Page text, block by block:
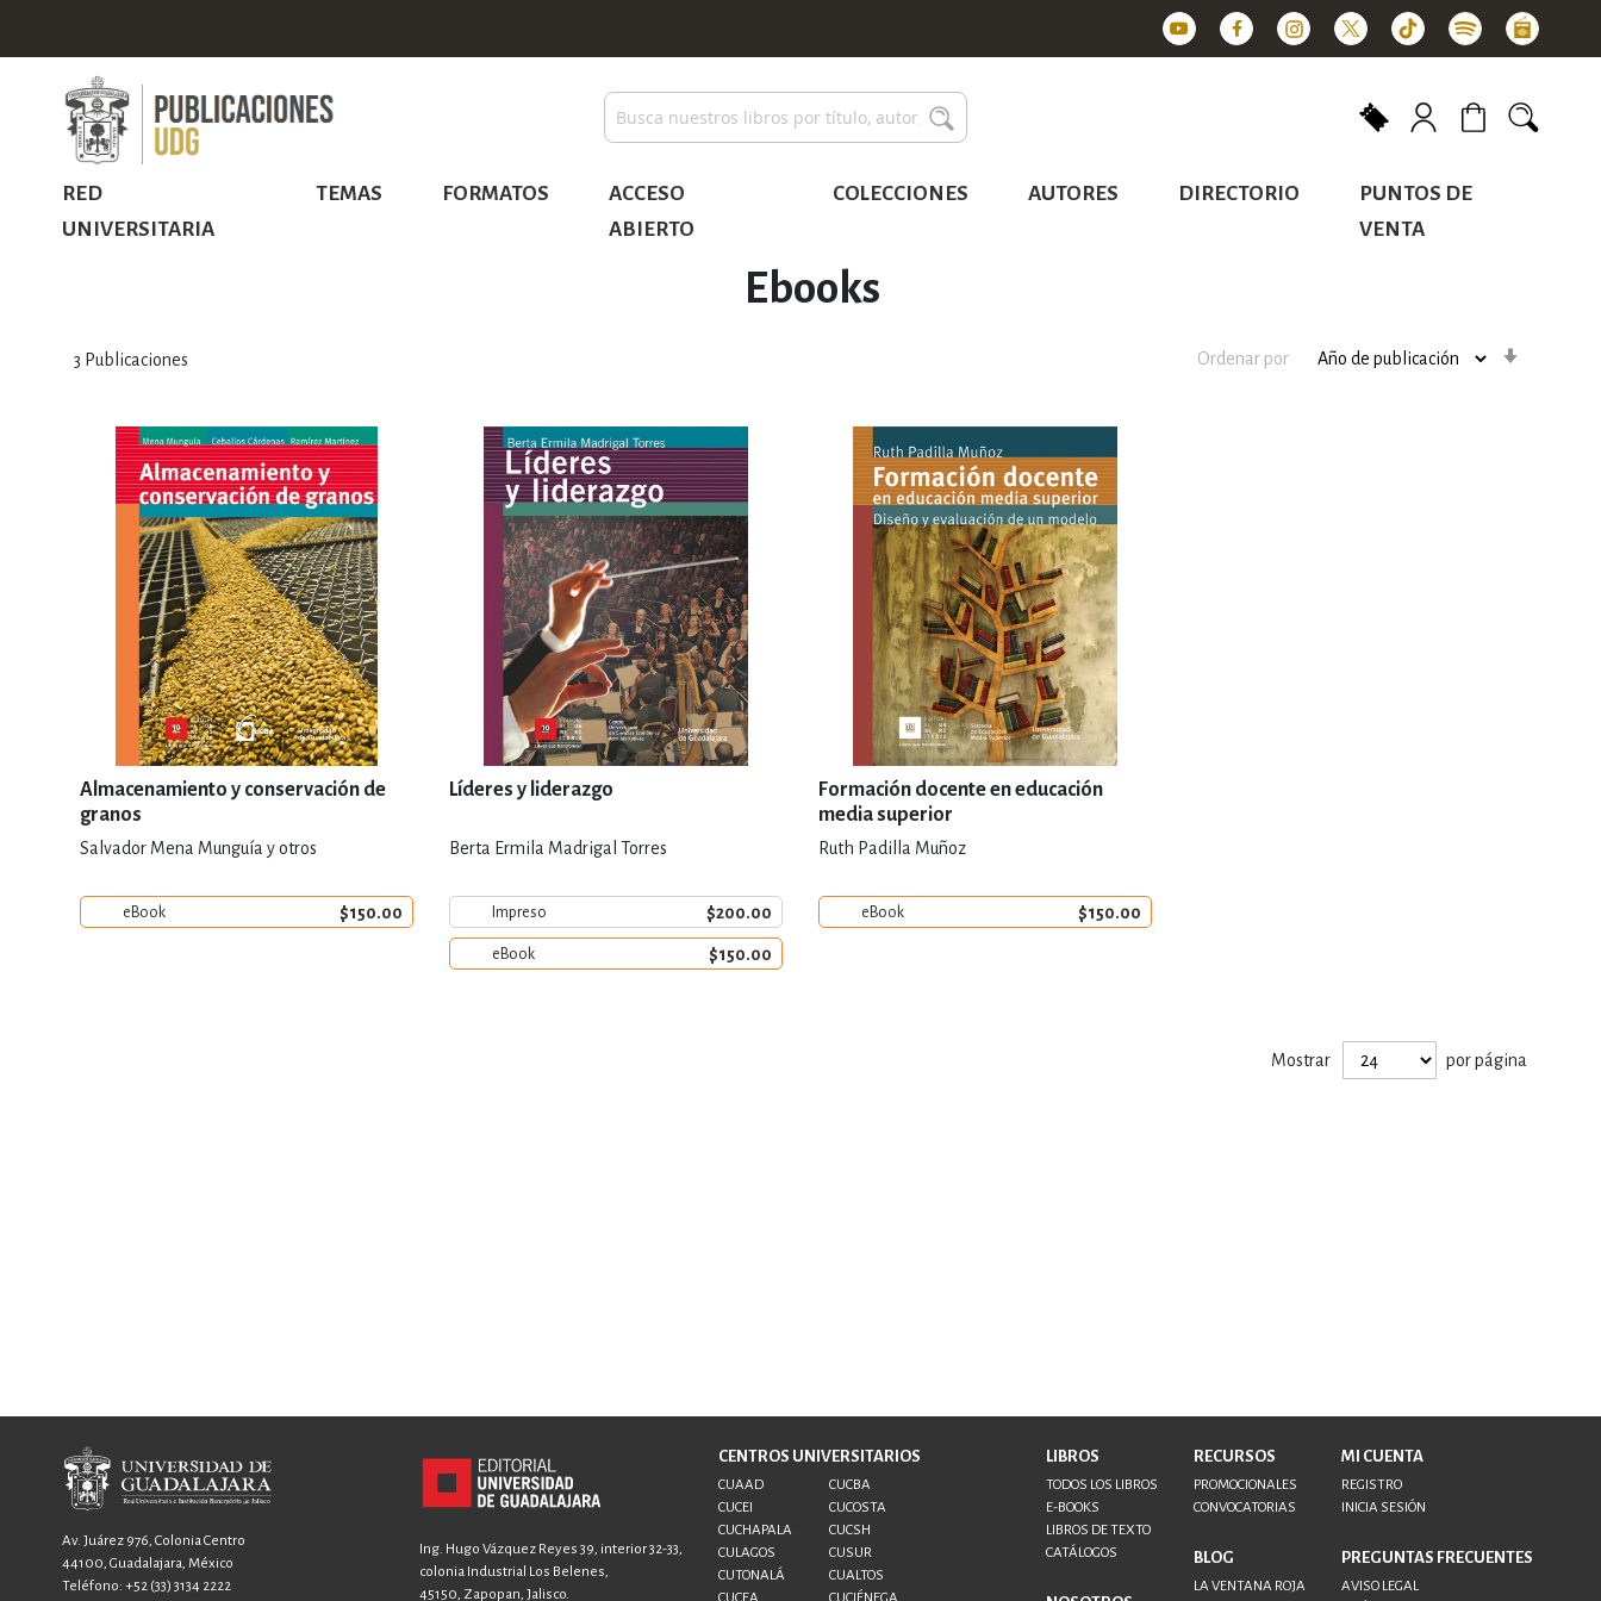
Buscar
RED
UNIVERSITARIA
TEMAS FORMATOS
ACCESO
ABIERTO
COLECCIONES AUTORES DIRECTORIO
PUNTOS DE
VENTA
Ebooks
3 Publicaciones Ordenar por
Almacenamiento y conservación de
granos
Salvador Mena Munguía y otros
eBook $150.00
Líderes y liderazgo
Berta Ermila Madrigal Torres
Impreso $200.00
eBook $150.00
Formación docente en educación
media superior
Ruth Padilla Muñoz
eBook $150.00
Mostrar por página
Av. Juárez 976, Colonia Centro
44100, Guadalajara, México
Teléfono: +52 (33) 3134 2222
Ing. Hugo Vázquez Reyes 39, interior 32-33,
colonia Industrial Los Belenes,
45150, Zapopan, Jalisco.
CENTROS UNIVERSITARIOS
CUAAD
CUCBA
CUCEI
CUCOSTA
CUCHAPALA
CUCSH
CULAGOS
CUSUR
CUTONALÁ
CUALTOS
LIBROS
TODOS LOS LIBROS
E-BOOKS
LIBROS DE TEXTO
CATÁLOGOS
RECURSOS
PROMOCIONALES
CONVOCATORIAS
BLOG
LA VENTANA ROJA
MI CUENTA
REGISTRO
INICIA SESIÓN
PREGUNTAS FRECUENTES
AVISO LEGAL